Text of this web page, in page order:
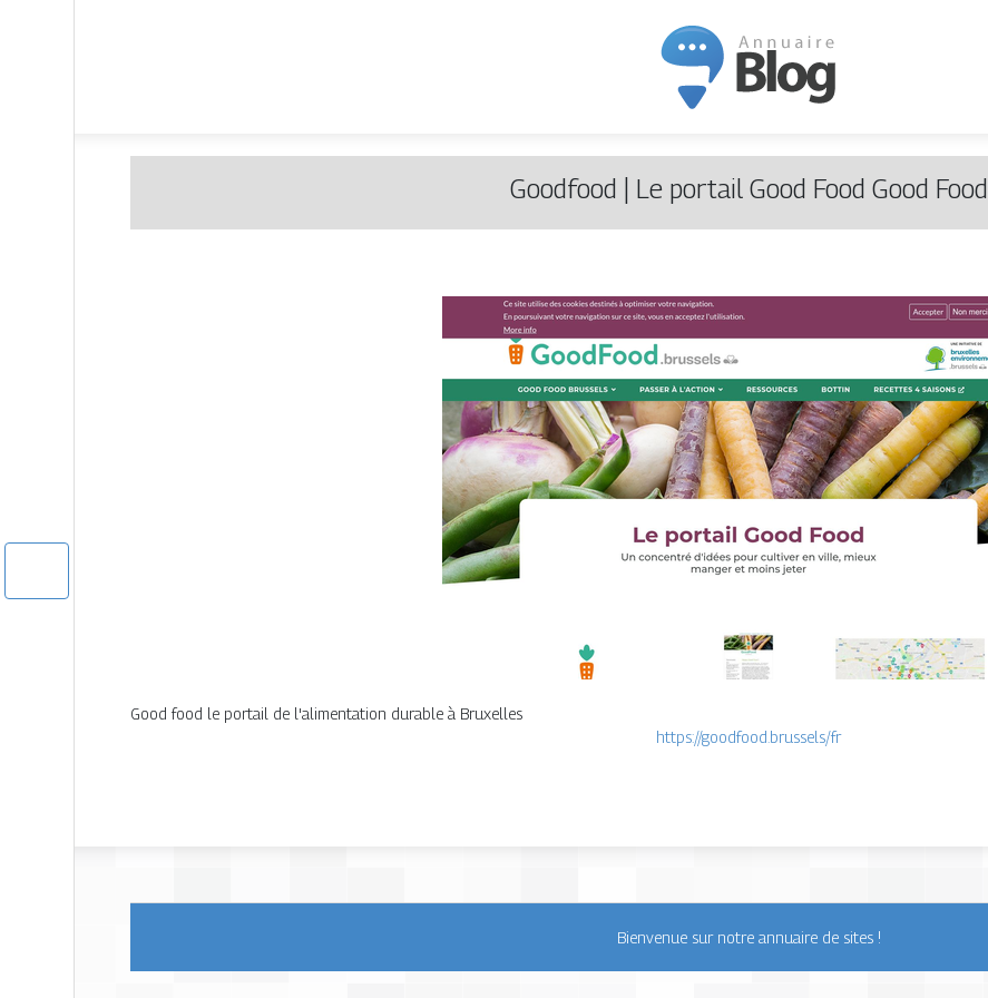
Goodfood | Le portail Good Food Good Food
Good food le portail de l'alimentation durable à Bruxelles
https://goodfood.brussels/fr
Bienvenue sur notre annuaire de sites !